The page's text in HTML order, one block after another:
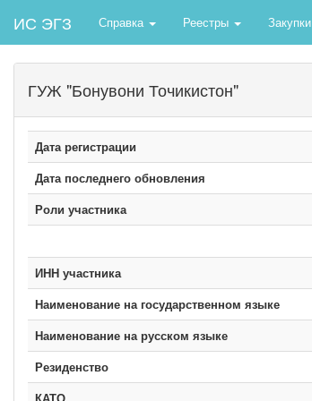
ИС ЭГЗ Справка Реестры Закупки
ГУЖ "Бонувони Точикистон"
Дата регистрации
Дата последнего обновления
Роли участника
ИНН участника
Наименование на государственном языке
Наименование на русском языке
Резиденство